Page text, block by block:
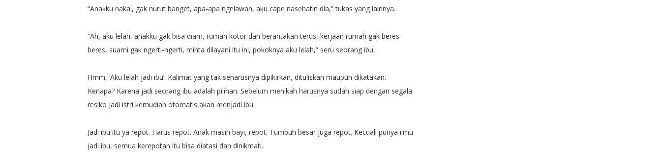
“Anakku nakal, gak nurut banget, apa-apa ngelawan, aku cape nasehatin dia,” tukas yang lainnya.
“Ah, aku lelah, anakku gak bisa diam, rumah kotor dan berantakan terus, kerjaan rumah gak beres-
beres, suami gak ngerti-ngerti, minta dilayani itu ini, pokoknya aku lelah,” seru seorang ibu.
Hmm, ‘Aku lelah jadi ibu’. Kalimat yang tak seharusnya dipikirkan, dituliskan maupun dikatakan.
Kenapa? Karena jadi seorang ibu adalah pilihan. Sebelum menikah harusnya sudah siap dengan segala
resiko jadi istri kemudian otomatis akan menjadi ibu.
Jadi ibu itu ya repot. Harus repot. Anak masih bayi, repot. Tumbuh besar juga repot. Kecuali punya ilmu
jadi ibu, semua kerepotan itu bisa diatasi dan dinikmati.